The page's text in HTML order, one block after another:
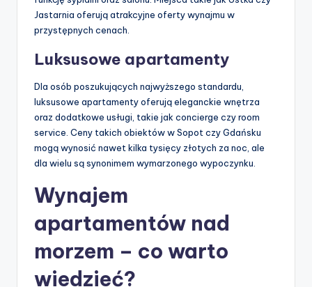
Jastarnia oferują atrakcyjne oferty wynajmu w
przystępnych cenach.
Luksusowe apartamenty
Dla osób poszukujących najwyższego standardu,
luksusowe apartamenty oferują eleganckie wnętrza
oraz dodatkowe usługi, takie jak concierge czy room
service. Ceny takich obiektów w Sopot czy Gdańsku
mogą wynosić nawet kilka tysięcy złotych za noc, ale
dla wielu są synonimem wymarzonego wypoczynku.
Wynajem
apartamentów nad
morzem – co warto
wiedzieć?